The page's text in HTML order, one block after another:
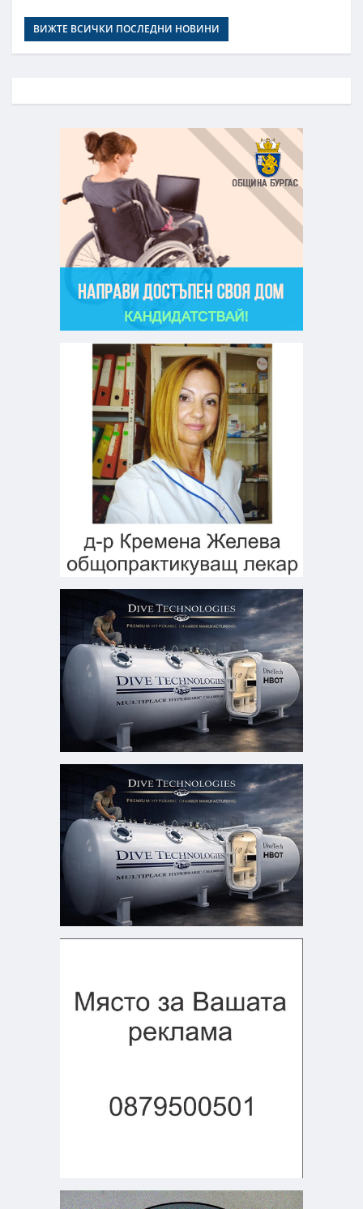
ВИЖТЕ ВСИЧКИ ПОСЛЕДНИ НОВИНИ